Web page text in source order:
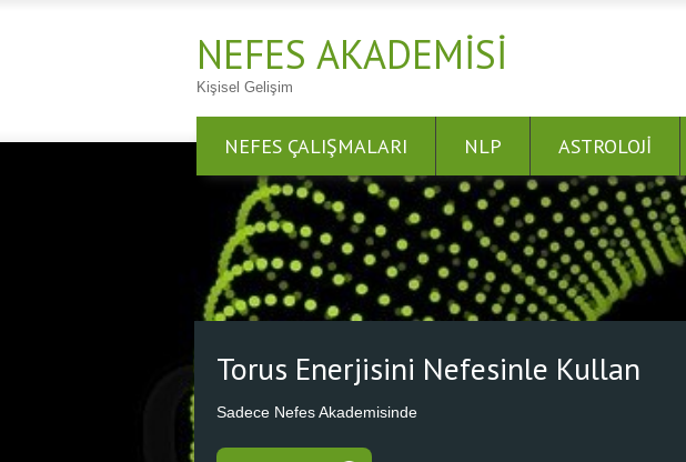
NEFES AKADEMISI
Kişisel Gelişim
NEFES ÇALIŞMALARI NLP ASTROLOJI
Nefes Al Nefes Ol
Nefesini Kalbinden Başlat, Kozmik Kalbe Bağlan! Dünyayı Şifalandır.